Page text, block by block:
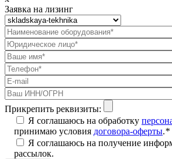
Заявка на лизинг
Прикрепить реквизиты:
Я соглашаюсь на обработку
принимаю условия договора-оферты.*
Я соглашаюсь на получение
рассылок.